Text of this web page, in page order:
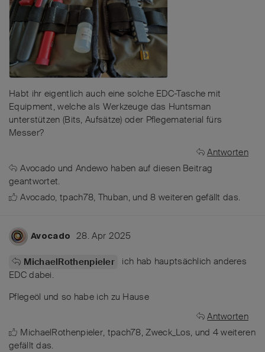
Habt ihr eigentlich auch eine solche EDC-Tasche mit
Equipment, welche als Werkzeuge das Huntsman
unterstützen (Bits, Aufsätze) oder Pflegematerial fürs
Messer?
Antworten
Avocado und Andewo haben auf diesen Beitrag
geantwortet.
Avocado,tpach78, Thuban, und8 weiteren gefällt das.
Avocado 28. Apr 2025
MichaelRothenpieler
ich hab hauptsächlich anderes
EDC dabei.
Pflegeöl und so habe ich zu Hause
Antworten
MichaelRothenpieler, tpach78,Zweck_Los, und 4 weiteren
gefällt das.